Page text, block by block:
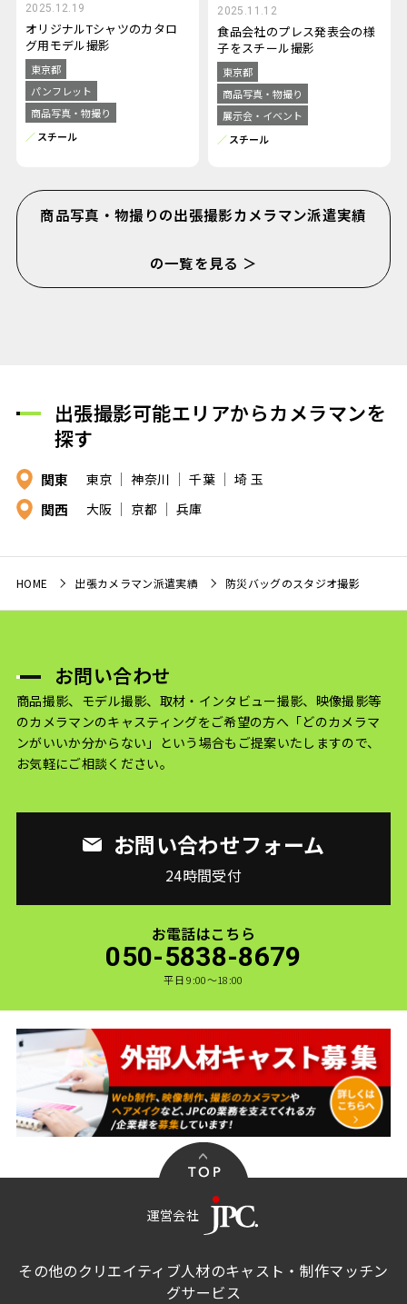
2025.12.19
オリジナルTシャツのカタロ
グ用モデル撮影
東京都
パンフレット
商品写真・物撮り
スチール
2025.11.12
食品会社のプレス発表会の様
子をスチール撮影
東京都
商品写真・物撮り
展示会・イベント
スチール
商品写真・物撮りの出張撮影カメラマン派遣実績
の一覧を見る ＞
出張撮影可能エリアからカメラマンを
探す
関東 東京 神奈川 千葉 埼 玉
関西 大阪 京都 兵庫
HOME 出張カメラマン派遣実績 防災バッグのスタジオ撮影
お問い合わせ
商品撮影、モデル撮影、取材・インタビュー撮影、映像撮影等
のカメラマンのキャスティングをご希望の方へ 「どのカメラマ
ンがいいか分からない」という場合もご提案いたしますので、
お気軽にご相談ください。
お問い合わせフォーム
24時間受付
お電話はこちら
050-5838-8679
平日 9:00〜18:00
運営会社
その他のクリエイティブ人材のキャスト・制作マッチン
グサービス